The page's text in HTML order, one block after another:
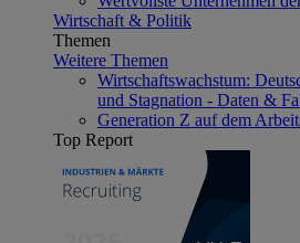
Wirtschaft & Politik
Themen
Weitere Themen
Wirtschaftswachstum:
und Stagnation - Daten &
Generation Z auf dem
Top Report